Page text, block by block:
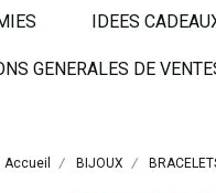
IDEES
GENERALES DE
Accueil BIJOUX